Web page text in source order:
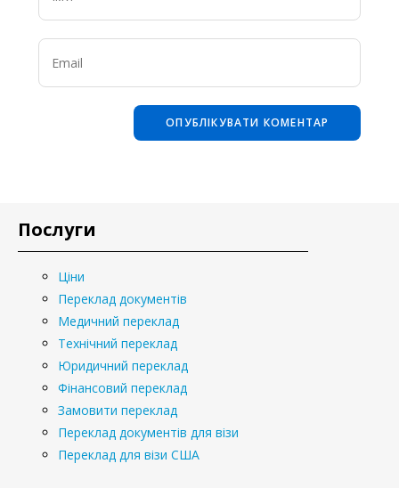
Послуги
Ціни
Переклад документів
Медичний переклад
Технічний переклад
Юридичний переклад
Фінансовий переклад
Замовити переклад
Переклад документів для візи
Переклад для візи США